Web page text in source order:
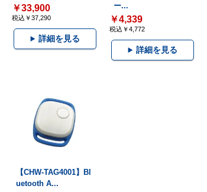
￥33,900
税込￥37,290
詳細を見る
ー...
￥4,339
税込￥4,772
詳細を見る
【CHW-TAG4001】Bl
uetooth A...